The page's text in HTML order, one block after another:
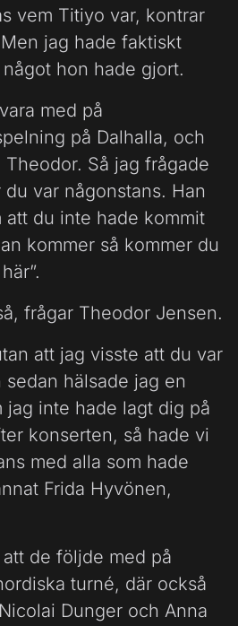
vem Titiyo var, kontrar
jag hade faktiskt
hon hade gjort.
med på
på Dalhalla, och
Så jag frågade
var någonstans. Han
att du inte hade kommit
kommer så kommer du
frågar Theodor Jensen.
att jag visste att du var
hälsade jag en
jag inte hade lagt dig på
konserten, så hade vi
med alla som hade
Frida Hyvönen,
de följde med på
turné, där också
Dunger och Anna